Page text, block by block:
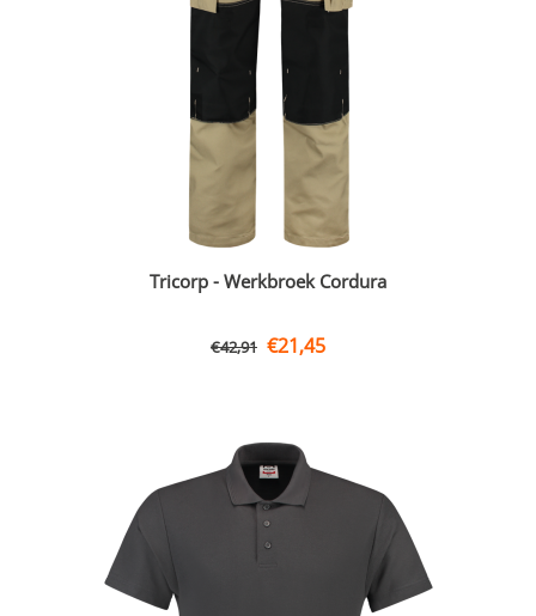
Tricorp - Werkbroek Cordura
€42,91 €21,45